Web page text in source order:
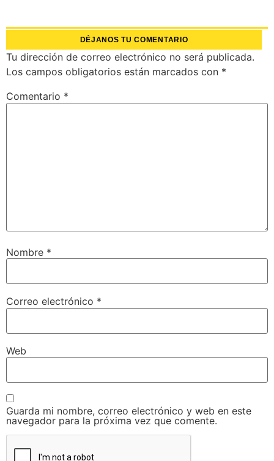
DÉJANOS TU COMENTARIO
Tu dirección de correo electrónico no será publicada.
Los campos obligatorios están marcados con *
Comentario *
Nombre *
Correo electrónico *
Web
Guarda mi nombre, correo electrónico y web en este
navegador para la próxima vez que comente.